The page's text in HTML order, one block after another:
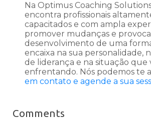
Na Optimus Coaching
encontra profissionais
capacitados e com ampla
promover mudanças e
desenvolvimento de uma
encaixa na sua personalidade,
de liderança e na situação que
enfrentando. Nós podemos te
em contato e agende a sua
Comments